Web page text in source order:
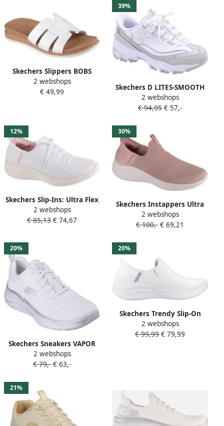
Skechers Slippers BOBS
DESERT KISS LOW PEAK
LOOK 114707
2 webshops
€ 49,99
39%
Skechers D LITES-SMOOTH
NOSTALGIA Dames
Instappers Wit Zilver
2 webshops
€ 94,95 € 57,-
12%
Skechers Slip-Ins: Ultra Flex
3.0 Morning Blosso
Vrouwen Wit Sneakers
2 webshops
€ 85,13 € 74,67
30%
Skechers Instappers Ultra
Flex 3.0-Cozy
2 webshops
€ 100,- € 69,21
20%
Skechers Sneakers VAPOR
FOAM-MIDNIGHT GLIMMER
in vegan verwerking
schoen veterschoen
2 webshops
€ 79,- € 63,-
20%
Skechers Trendy Slip-On
Sneakers voor Vrouwen
White Dames
2 webshops
€ 99,99 € 79,99
21%